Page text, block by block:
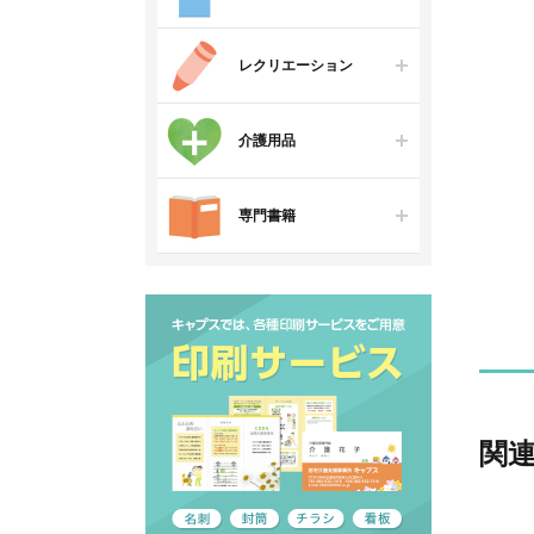
レクリエーション
介護用品
専門書籍
関